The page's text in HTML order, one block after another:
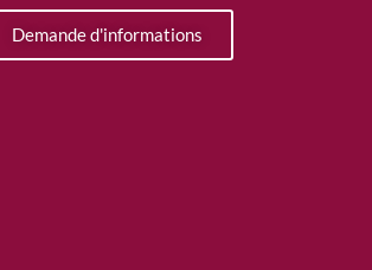
Demande d'informations